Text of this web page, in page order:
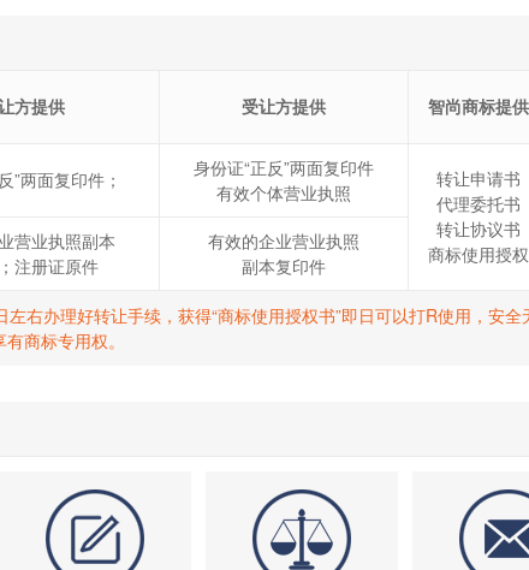
方提供 受让方提供 智尚商标提供
”两面复印件；
身份证“正反”两面复印件
有效个体营业执照
转让申请书
代理委托书
转让协议书
商标使用授权
营业执照副本
注册证原件
有效的企业营业执照
副本复印件
右办理好转让手续，获得“商标使用授权书”即日可以打R使用，安
商标专用权。